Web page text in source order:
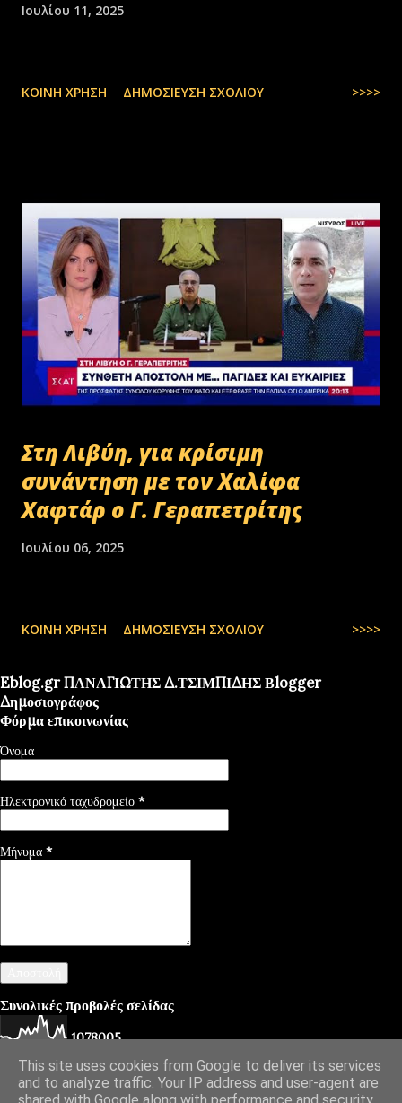
Ιουλίου 11, 2025
ΚΟΙΝΉ ΧΡΉΣΗ ΔΗΜΟΣΊΕΥΣΗ ΣΧΟΛΊΟΥ >>>>
Στη Λιβύη, για κρίσιμη
συνάντηση με τον Χαλίφα
Χαφτάρ ο Γ. Γεραπετρίτης
Ιουλίου 06, 2025
ΚΟΙΝΉ ΧΡΉΣΗ ΔΗΜΟΣΊΕΥΣΗ ΣΧΟΛΊΟΥ >>>>
Eblog.gr ΠΑΝΑΓΙΩΤΗΣ Δ.ΤΣΙΜΠΙΔΗΣ Βlogger
Δημοσιογράφος
Φόρμα επικοινωνίας
Όνομα
Ηλεκτρονικό ταχυδρομείο *
Μήνυμα *
Συνολικές προβολές σελίδας
1078005
This site uses cookies from Google to deliver its services
and to analyze traffic. Your IP address and user-agent are